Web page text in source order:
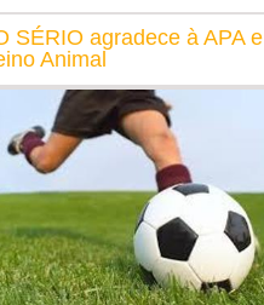
SÉRIO agradece à APA e
Animal